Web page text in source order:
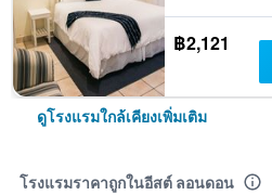
฿2,121
ดูโรงแรมใกล้เคียงเพิ่มเติม
โรงแรมราคาถูกในอีสต์ ลอนดอน